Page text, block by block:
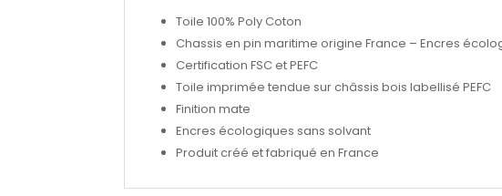
Toile 100% Poly Coton
Chassis en pin maritime origine France – Encres
Certification FSC et PEFC
Toile imprimée tendue sur châssis bois labellisé PEFC
Finition mate
Encres écologiques sans solvant
Produit créé et fabriqué en France